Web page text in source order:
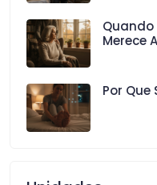
Quando
Merece
Por Que